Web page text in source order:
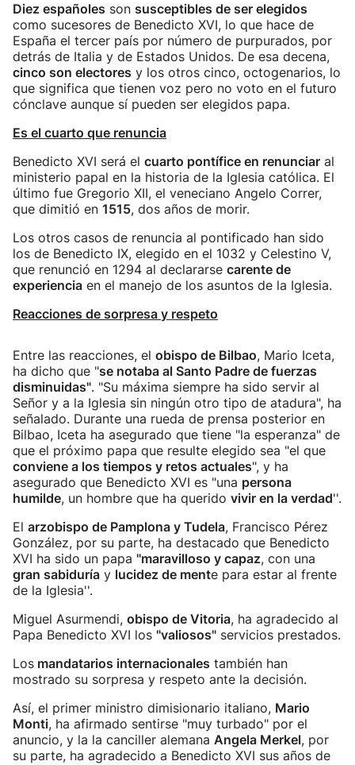
Diez españoles son susceptibles de ser elegidos
como sucesores de Benedicto XVI, lo que hace de
España el tercer país por número de purpurados, por
detrás de Italia y de Estados Unidos. De esa decena,
cinco son electores y los otros cinco, octogenarios, lo
que significa que tienen voz pero no voto en el futuro
cónclave aunque sí pueden ser elegidos papa.
Es el cuarto que renuncia
Benedicto XVI será el cuarto pontífice en renunciar al
ministerio papal en la historia de la Iglesia católica. El
último fue Gregorio XII, el veneciano Angelo Correr,
que dimitió en 1515, dos años de morir.
Los otros casos de renuncia al pontificado han sido
los de Benedicto IX, elegido en el 1032 y Celestino V,
que renunció en 1294 al declararse carente de
experiencia en el manejo de los asuntos de la Iglesia.
Reacciones de sorpresa y respeto
Entre las reacciones, el obispo de Bilbao, Mario Iceta,
ha dicho que "se notaba al Santo Padre de fuerzas
disminuidas". "Su máxima siempre ha sido servir al
Señor y a la Iglesia sin ningún otro tipo de atadura", ha
señalado. Durante una rueda de prensa posterior en
Bilbao, Iceta ha asegurado que tiene "la esperanza" de
que el próximo papa que resulte elegido sea "el que
conviene a los tiempos y retos actuales", y ha
asegurado que Benedicto XVI es "una persona
humilde, un hombre que ha querido vivir en la verdad''.
El arzobispo de Pamplona y Tudela, Francisco Pérez
González, por su parte, ha destacado que Benedicto
XVI ha sido un papa ''maravilloso y capaz, con una
gran sabiduría y lucidez de mente para estar al frente
de la Iglesia''.
Miguel Asurmendi, obispo de Vitoria, ha agradecido al
Papa Benedicto XVI los "valiosos" servicios prestados.
Los mandatarios internacionales también han
mostrado su sorpresa y respeto ante la decisión.
Así, el primer ministro dimisionario italiano, Mario
Monti, ha afirmado sentirse "muy turbado" por el
anuncio, y la la canciller alemana Angela Merkel, por
su parte, ha agradecido a Benedicto XVI sus años de